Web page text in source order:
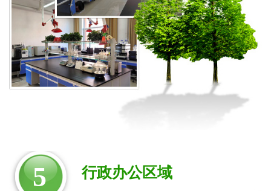
5 行政办公区域